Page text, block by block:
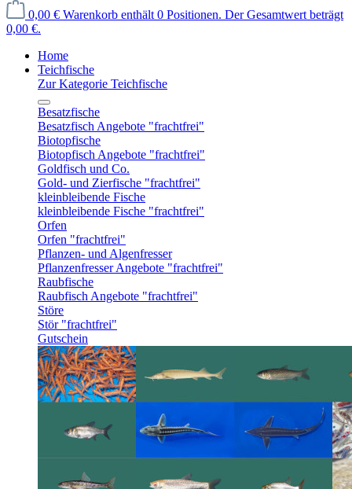
0,00 € Warenkorb enthält 0 Positionen. Der Gesamtwert beträgt
0,00 €.
Home
Teichfische
Zur Kategorie Teichfische
Besatzfische
Besatzfisch Angebote "frachtfrei"
Biotopfische
Biotopfisch Angebote "frachtfrei"
Goldfisch und Co.
Gold- und Zierfische "frachtfrei"
kleinbleibende Fische
kleinbleibende Fische "frachtfrei"
Orfen
Orfen "frachtfrei"
Pflanzen- und Algenfresser
Pflanzenfresser Angebote "frachtfrei"
Raubfische
Raubfisch Angebote "frachtfrei"
Störe
Stör "frachtfrei"
Gutschein